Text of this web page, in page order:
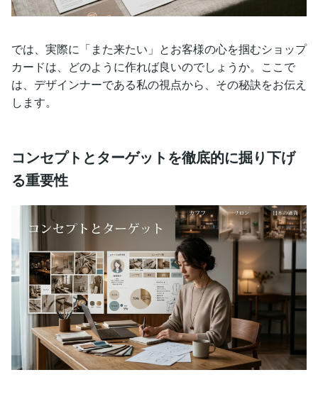
では、実際に「また来たい」とお客様の心を掴むショップ
カードは、どのように作れば良いのでしょうか。ここで
は、デザインナーである私の視点から、その秘訣をお伝え
します。
コンセプトとターゲットを徹底的に掘り下げ
る重要性